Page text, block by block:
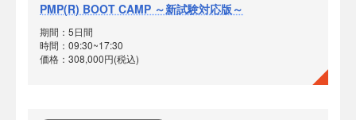
PMP(R) BOOT CAMP ～新試験対応版～
期間：5日間
時間：09:30~17:30
価格：308,000円(税込)